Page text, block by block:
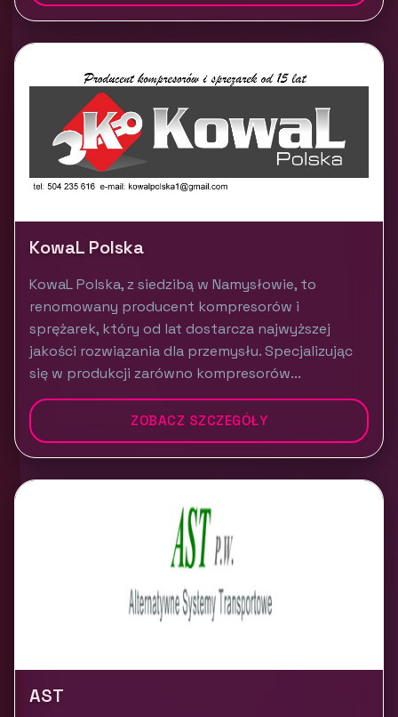
KowaL Polska
KowaL Polska, z siedzibą w Namysłowie, to
renomowany producent kompresorów i
sprężarek, który od lat dostarcza najwyższej
jakości rozwiązania dla przemysłu. Specjalizując
się w produkcji zarówno kompresorów...
ZOBACZ SZCZEGÓŁY
AST